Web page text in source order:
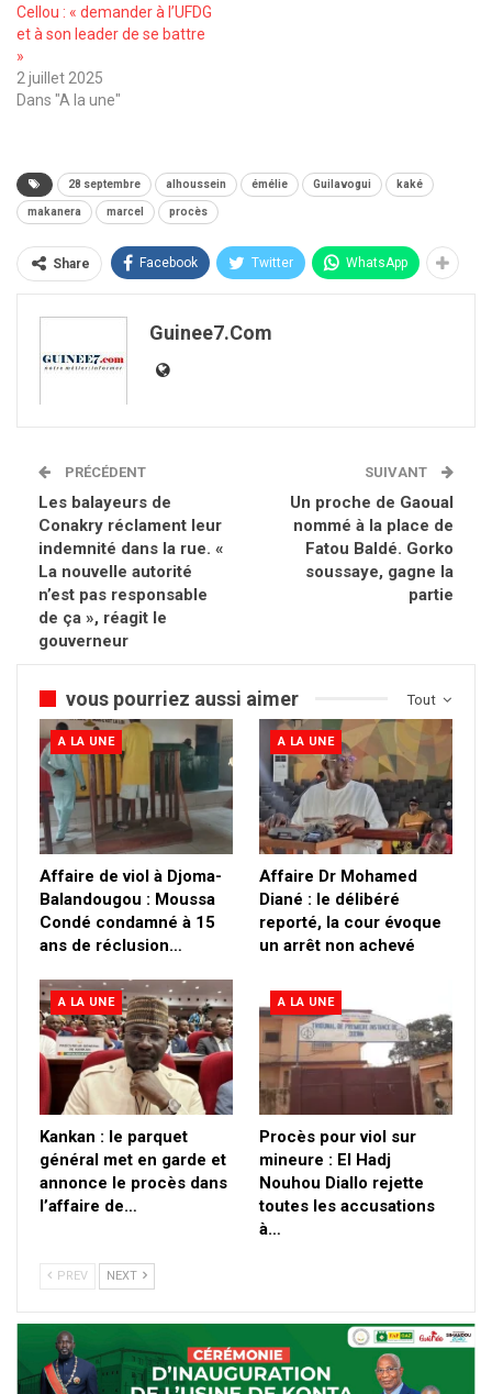
Cellou : « demander à l’UFDG
et à son leader de se battre
»
2 juillet 2025
Dans "A la une"
28 septembre alhoussein émélie Guilavogui kaké
makanera marcel procès
Share Facebook Twitter WhatsApp
Guinee7.com
PRÉCÉDENT
Les balayeurs de
Conakry réclament leur
indemnité dans la rue. «
La nouvelle autorité
n’est pas responsable
de ça », réagit le
gouverneur
SUIVANT
Un proche de Gaoual
nommé à la place de
Fatou Baldé. Gorko
soussaye, gagne la
partie
Tout
vous pourriez aussi aimer
A LA UNE
Affaire de viol à Djoma-
Balandougou : Moussa
Condé condamné à 15
ans de réclusion…
A LA UNE
Affaire Dr Mohamed
Diané : le délibéré
reporté, la cour évoque
un arrêt non achevé
A LA UNE
Kankan : le parquet
général met en garde et
annonce le procès dans
l’affaire de…
A LA UNE
Procès pour viol sur
mineure : El Hadj
Nouhou Diallo rejette
toutes les accusations
à…
PREV NEXT